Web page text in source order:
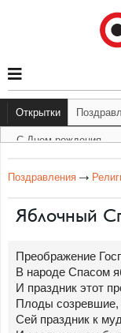
Открытки
С Днем рождения
С Днем рождения
Поздравления
Яблочный
Преображение
В народе Спасом
И праздник этот
Плоды созревшие,
Сей праздник к